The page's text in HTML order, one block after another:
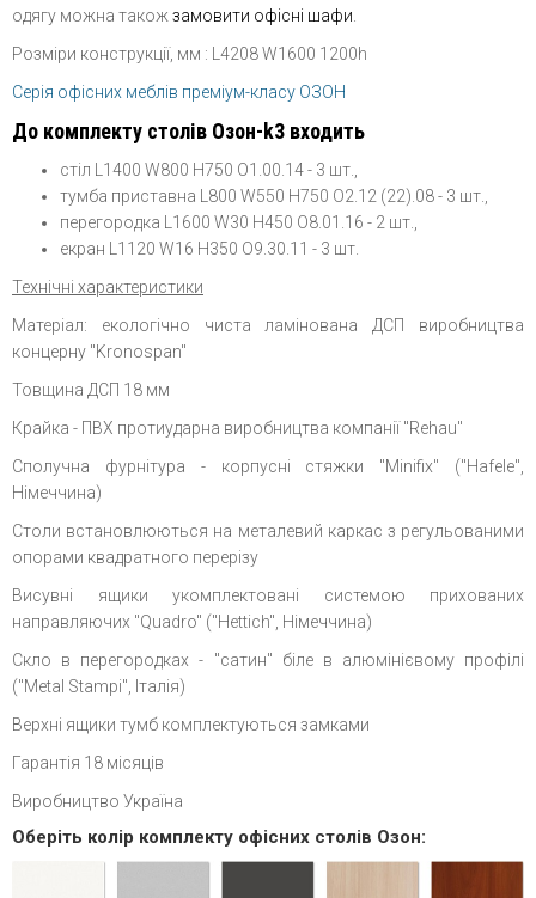
одягу можна також замовити офісні шафи
Розміри конструкції, мм : L4208 W1600 1200h
Серія офісних меблів преміум-класу ОЗОН
До комплекту столів Озон-k3 входить
стіл L1400 W800 H750 O1.00.14 - 3 шт.,
тумба приставна L800 W550 H750 O2.12 (22).08 - 3 шт.,
перегородка L1600 W30 H450 O8.01.16 - 2 шт.,
екран L1120 W16 H350 O9.30.11 - 3 шт.
Технічні характеристики
Матеріал: екологічно чиста ламінована ДСП виробництва
концерну "Kronospan"
Товщина ДСП 18 мм
Крайка - ПВХ протиударна виробництва компанії "Rehau"
Сполучна фурнітура - корпусні стяжки "Minifix" ("Hafele",
Німеччина)
Столи встановлюються на металевий каркас з регульованими
опорами квадратного перерізу
Висувні ящики укомплектовані системою прихованих
направляючих "Quadro" ("Hettich", Німеччина)
Скло в перегородках - "сатин" біле в алюмінієвому профілі
("Metal Stampi", Італія)
Верхні ящики тумб комплектуються замками
Гарантія 18 місяців
Виробництво Україна
Оберіть колір комплекту офісних столів Озон: